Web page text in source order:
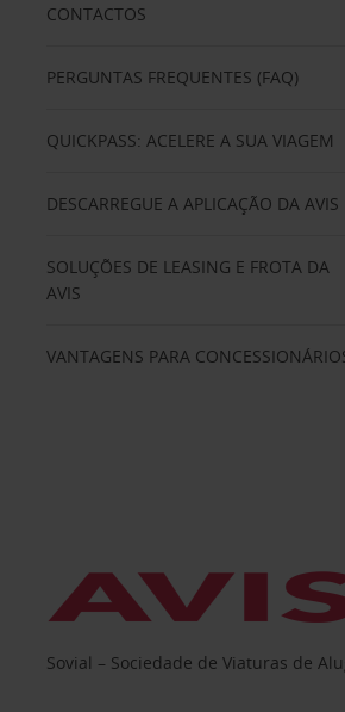
CONTACTOS
PERGUNTAS FREQUENTES (FAQ)
QUICKPASS: ACELERE A SUA VIAGEM
DESCARREGUE A APLICAÇÃO DA AVIS
SOLUÇÕES DE LEASING E FROTA DA
AVIS
VANTAGENS PARA
Sovial – Sociedade de Viaturas de